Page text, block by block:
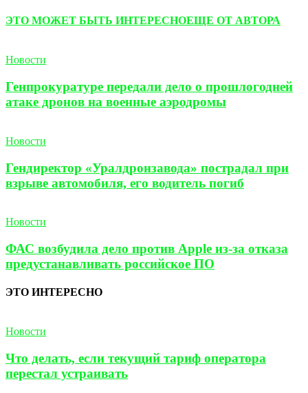
ЭТО МОЖЕТ БЫТЬ ИНТЕРЕСНОЕЩЕ ОТ АВТОРА
Новости
Генпрокуратуре передали дело о прошлогодней
атаке дронов на военные аэродромы
Новости
Гендиректор «Уралдронзавода» пострадал при
взрыве автомобиля, его водитель погиб
Новости
ФАС возбудила дело против Apple из-за отказа
предустанавливать российское ПО
ЭТО ИНТЕРЕСНО
Новости
Что делать, если текущий тариф оператора
перестал устраивать